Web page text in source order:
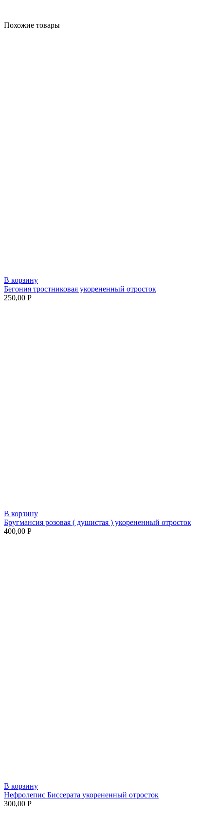
Похожие товары
В корзину
Бегония тростниковая укорененный отросток
250,00 Р
В корзину
Бругмансия розовая ( душистая ) укорененный отросток
400,00 Р
В корзину
Нефролепис Биссерата укорененный отросток
300,00 Р